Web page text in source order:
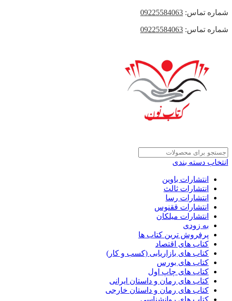
شماره تماس: 09225584063
شماره تماس: 09225584063
انتخاب دسته بندی
انتشارات باوین
انتشارات ثالث
انتشارات رسا
انتشارات ققنوس
انتشارات میلکان
به زودی
پرفروش ترین کتاب ها
کتاب های اقتصاد
کتاب های بازاریابی (کسب و کار)
کتاب های بورس
کتاب های چاپ اول
کتاب های رمان و داستان ایرانی
کتاب های رمان و داستان خارجی
کتاب های روانشناسی